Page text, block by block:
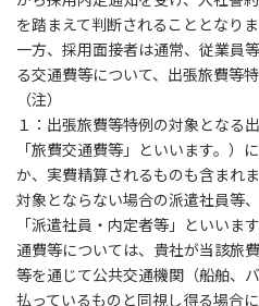
を踏まえて判断されることとなりま
一方、採用面接者は通常、従業員
る交通費等について、出張旅費等
（注）
１：出張旅費等特例の対象となる
「旅費交通費等」といいます。）
か、実費精算されるものも含まれ
対象とならない場合の派遣社員等
「派遣社員・内定者等」といいま
通費等については、貴社が当該旅
等を通じて公共交通機関（船舶、
払っているものと同視し得る場合